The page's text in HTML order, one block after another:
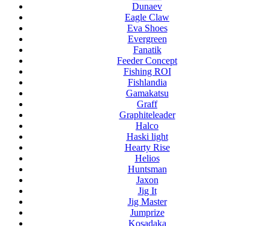
Dunaev
Eagle Claw
Eva Shoes
Evergreen
Fanatik
Feeder Concept
Fishing ROI
Fishlandia
Gamakatsu
Graff
Graphiteleader
Halco
Haski light
Hearty Rise
Helios
Huntsman
Jaxon
Jig It
Jig Master
Jumprize
Kosadaka